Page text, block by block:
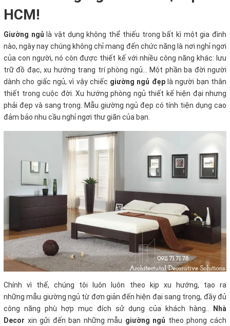
HCM!
Giường ngủ là vật dụng không thể thiếu trong bất kì một gia đình
nào, ngày nay chúng không chỉ mang đến chức năng là nơi nghỉ ngơi
của con người, nó còn được thiết kế với nhiều công năng khác: lưu
trữ đồ đạc, xu hướng trang trí phòng ngủ... Một phần ba đời người
dành cho giấc ngủ, vì vậy chiếc giường ngủ đẹplà người bạn thân
thiết trong cuộc đời. Xu hướng phòng ngủ thiết kế hiện đại nhưng
phải đẹp và sang trọng. Mẫu giường ngủ đẹp có tính tiện dụng cao
đảm bảo nhu cầu nghỉ ngơi thư giãn của bạn.
Chính vì thế, chúng tôi luôn luôn theo kịp xu hướng, tạo ra
những mẫu giường ngủ từ đơn giản đến hiện đại sang trọng, đầy đủ
công năng phù hợp mục đích sử dụng của khách hàng..
Nhà
Decor xin gửi đến bạn những mẫu giường ngủ theo phong cách